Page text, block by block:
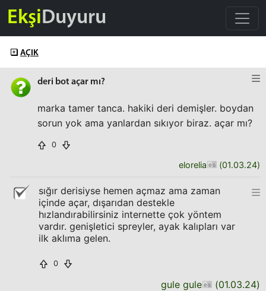
EkşiDuyuru
AÇIK
deri bot açar mı?
marka tamer tanca. hakiki deri demişler. boydan
sorun yok ama yanlardan sıkıyor biraz. açar mı?
0
elorelia (01.03.24)
sığır derisiyse hemen açmaz ama zaman
içinde açar, dışarıdan destekle
hızlandırabilirsiniz internette çok yöntem
vardır. genişletici spreyler, ayak kalıpları var
ilk aklıma gelen.
0
gule gule (01.03.24)